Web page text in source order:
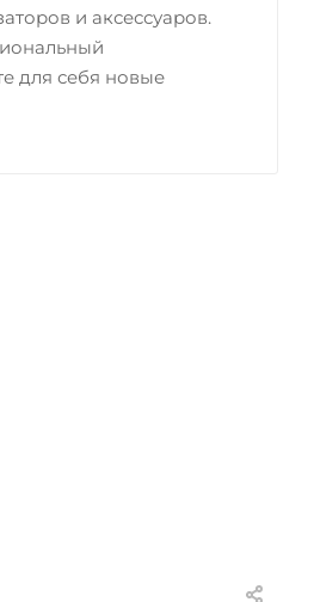
и аксессуаров.
для себя новые